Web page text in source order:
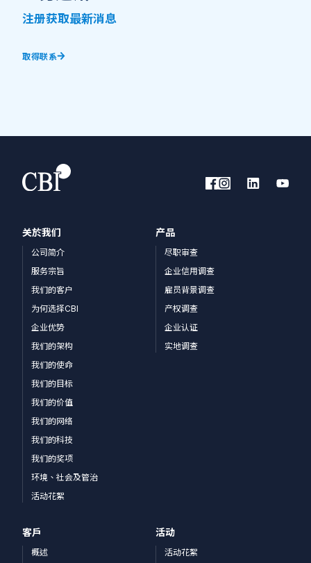
注册获取最新消息
取得联系
关於我们
公司简介
服务宗旨
我们的客户
为何选择CBI
企业优势
我们的架构
我们的使命
我们的目标
我们的价值
我们的网络
我们的科技
我们的奖项
环境、社会及管治
活动花絮
产品
尽职审查
企业信用调查
雇员背景调查
产权调查
企业认证
实地调查
客戶
概述
活动
活动花絮